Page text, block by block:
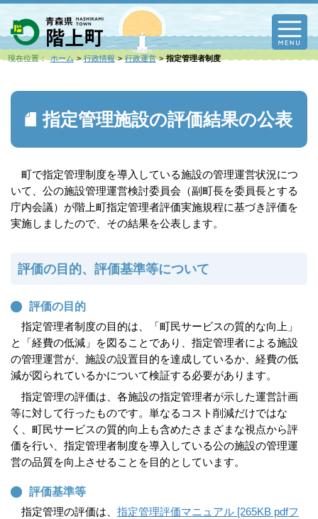
現在位置： ホーム 行政情報 行政運営 指定管理者制度
指定管理施設の評価結果の公表
町で指定管理制度を導入している施設の管理運営状況につ
いて、公の施設管理運営検討委員会（副町長を委員長とする
庁内会議）が階上町指定管理者評価実施規程に基づき評価を
実施しましたので、その結果を公表します。
評価の目的、評価基準等について
評価の目的
指定管理者制度の目的は、「町民サービスの質的な向上」
と「経費の低減」を図ることであり、指定管理者による施設
の管理運営が、施設の設置目的を達成しているか、経費の低
減が図られているかについて検証する必要があります。
指定管理の評価は、各施設の指定管理者が示した運営計画
等に対して行ったものです。単なるコスト削減だけではな
く、町民サービスの質的向上も含めたさまざまな視点から評
価を行い、指定管理者制度を導入している公の施設の管理運
営の品質を向上させることを目的としています。
評価基準等
指定管理の評価は、 指定管理評価マニュアル [265KB pdfフ